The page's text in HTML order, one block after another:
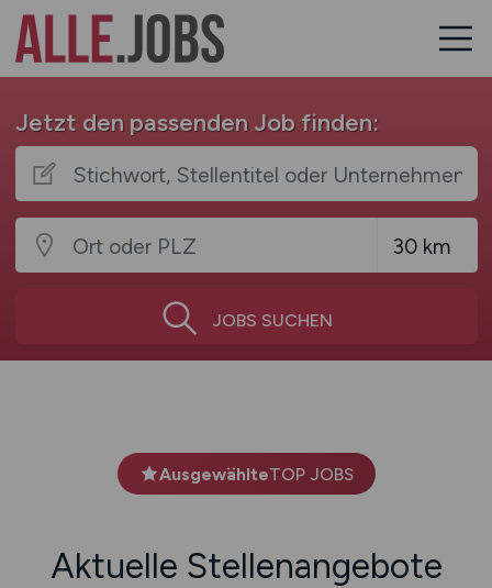
Jetzt den passenden Job finden:
JOBS SUCHEN
AusgewählteTOP JOBS
Aktuelle Stellenangebote